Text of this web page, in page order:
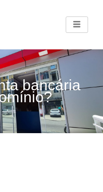
bancária